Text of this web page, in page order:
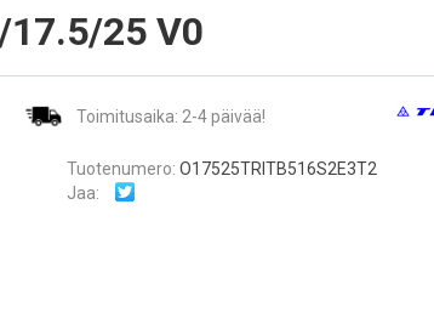
17.5/25 V0
Toimitusaika: 2-4 päivää!
Tuotenumero: O17525TRITB516S2E3T2
Jaa: